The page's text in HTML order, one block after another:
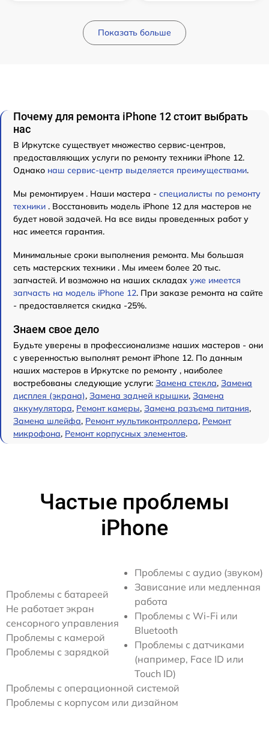
Показать больше
Почему для ремонта iPhone 12 стоит выбрать
нас
В Иркутске существует множество сервис-центров,
предоставляющих услуги по ремонту техники iPhone 12.
Однако наш сервис-центр выделяется преимуществами.
Мы ремонтируем . Наши мастера - специалисты по ремонту
техники . Восстановить модель iPhone 12 для мастеров не
будет новой задачей. На все виды проведенных работ у
нас имеется гарантия.
Минимальные сроки выполнения ремонта. Мы большая
сеть мастерских техники . Мы имеем более 20 тыс.
запчастей. И возможно на наших складах уже имеется
запчасть на модель iPhone 12. При заказе ремонта на сайте
- предоставляется скидка -25%.
Знаем свое дело
Будьте уверены в профессионализме наших мастеров - они
с уверенностью выполнят ремонт iPhone 12. По данным
наших мастеров в Иркутске по ремонту , наиболее
востребованы следующие услуги: Замена стекла, Замена
дисплея (экрана), Замена задней крышки, Замена
аккумулятора, Ремонт камеры, Замена разъема питания,
Замена шлейфа, Ремонт мультиконтроллера, Ремонт
микрофона, Ремонт корпусных элементов.
Частые проблемы
iPhone
Проблемы с батареей
Не работает экран
сенсорного управления
Проблемы с камерой
Проблемы с зарядкой
Проблемы с аудио (звуком)
Зависание или медленная
работа
Проблемы с Wi-Fi или
Bluetooth
Проблемы с датчиками
(например, Face ID или
Touch ID)
Проблемы с операционной системой
Проблемы с корпусом или дизайном